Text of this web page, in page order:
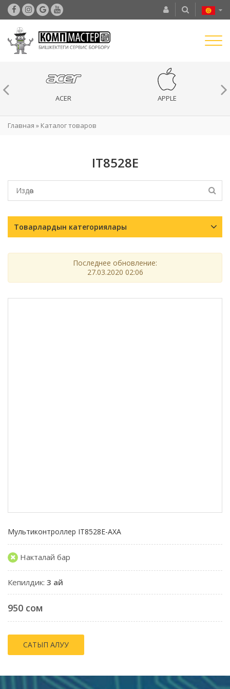
ACER APPLE
Главная » Каталог товаров
IT8528E
Товарлардын категориялары
Последнее обновление:
27.03.2020 02:06
Мультиконтроллер IT8528E-AXA
Накталай бар
Кепилдик: 3 ай
950 сом
САТЫП АЛУУ